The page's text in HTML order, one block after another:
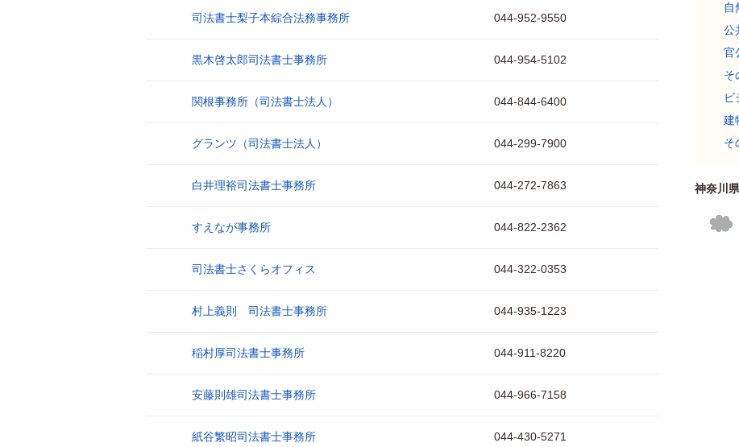
司法書士梨子本綜合法務事務所 044-952-9550
黒木啓太郎司法書士事務所 044-954-5102
関根事務所（司法書士法人） 044-844-6400
グランツ（司法書士法人） 044-299-7900
白井理裕司法書士事務所 044-272-7863
すえなが事務所 044-822-2362
司法書士さくらオフィス 044-322-0353
村上義則 司法書士事務所 044-935-1223
稲村厚司法書士事務所 044-911-8220
安藤則雄司法書士事務所 044-966-7158
紙谷繁昭司法書士事務所 044-430-5271
自
公
官
そ
ビ
建
そ
神奈川